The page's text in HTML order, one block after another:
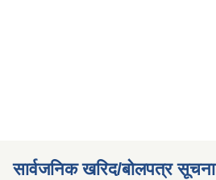
सार्वजनिक खरिद/बोलपत्र सूचना